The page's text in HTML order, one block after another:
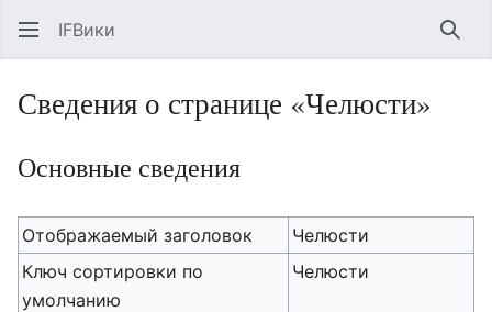
IFВики
Сведения о странице «Челюсти»
Основные сведения
Отображаемый заголовок
Челюсти
Ключ сортировки по
умолчанию
Челюсти